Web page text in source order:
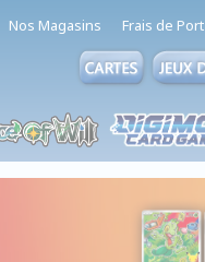
Nos Magasins Frais de Port